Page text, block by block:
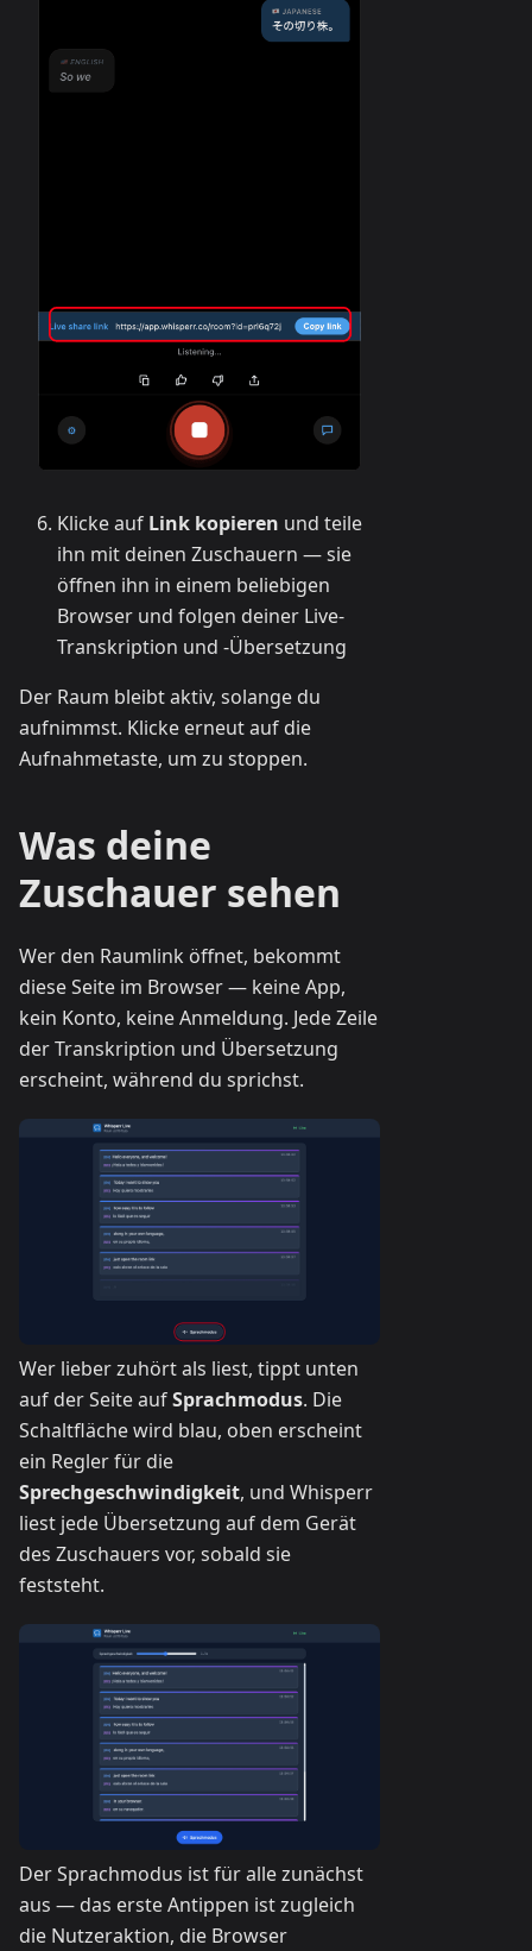
Klicke auf Link kopieren und teile
ihn mit deinen Zuschauern — sie
öffnen ihn in einem beliebigen
Browser und folgen deiner Live-
Transkription und -Übersetzung
Der Raum bleibt aktiv, solange du
aufnimmst. Klicke erneut auf die
Aufnahmetaste, um zu stoppen.
Was deine
Zuschauer sehen
Wer den Raumlink öffnet, bekommt
diese Seite im Browser — keine App,
kein Konto, keine Anmeldung. Jede Zeile
der Transkription und Übersetzung
erscheint, während du sprichst.
Wer lieber zuhört als liest, tippt unten
auf der Seite aufSprachmodus. Die
Schaltfläche wird blau, oben erscheint
ein Regler für die
Sprechgeschwindigkeit, und Whisperr
liest jede Übersetzung auf dem Gerät
des Zuschauers vor, sobald sie
feststeht.
Der Sprachmodus ist für alle zunächst
aus — das erste Antippen ist zugleich
die Nutzeraktion, die Browser